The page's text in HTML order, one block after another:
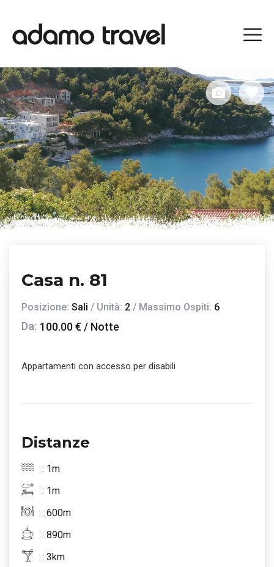
Casa n. 81
Posizione: Sali / Unità: 2 / Massimo Ospiti: 6
Da: 100.00 € / Notte
Appartamenti con accesso per disabili
Distanze
: 1m
: 1m
: 600m
: 890m
: 3km